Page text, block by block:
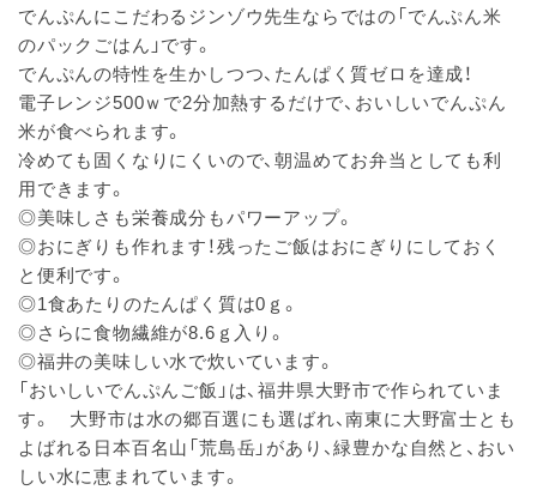
でんぷんにこだわるジンゾウ先生ならではの「でんぷん米
のパックごはん」です。
でんぷんの特性を生かしつつ、たんぱく質ゼロを達成！
電子レンジ500ｗで2分加熱するだけで、おいしいでんぷん
米が食べられます。
冷めても固くなりにくいので、朝温めてお弁当としても利
用できます。
◎美味しさも栄養成分もパワーアップ。
◎おにぎりも作れます！残ったご飯はおにぎりにしておく
と便利です。
◎1食あたりのたんぱく質は0ｇ。
◎さらに食物繊維が8.6ｇ入り。
◎福井の美味しい水で炊いています。
「おいしいでんぷんご飯」は、福井県大野市で作られていま
す。 大野市は水の郷百選にも選ばれ、南東に大野富士とも
よばれる日本百名山「荒島岳」があり、緑豊かな自然と、おい
しい水に恵まれています。